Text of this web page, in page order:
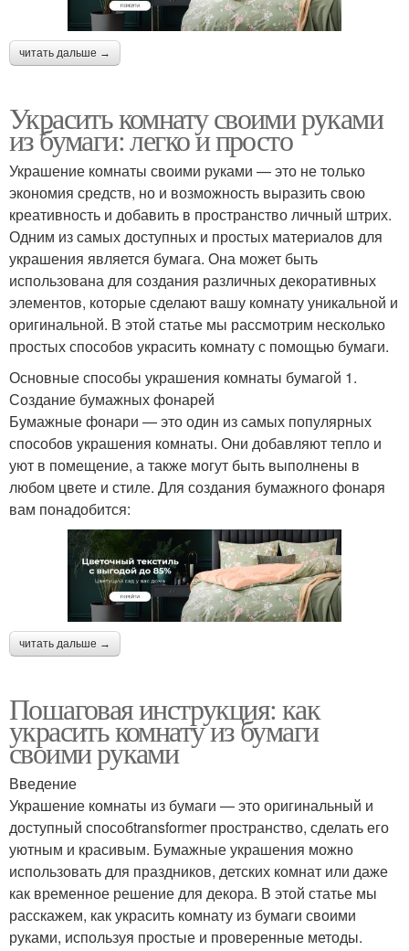
читать дальше →
Украсить комнату своими руками
из бумаги: легко и просто
Украшение комнаты своими руками — это не только
экономия средств, но и возможность выразить свою
креативность и добавить в пространство личный штрих.
Одним из самых доступных и простых материалов для
украшения является бумага. Она может быть
использована для создания различных декоративных
элементов, которые сделают вашу комнату уникальной и
оригинальной. В этой статье мы рассмотрим несколько
простых способов украсить комнату с помощью бумаги.
Основные способы украшения комнаты бумагой 1.
Создание бумажных фонарей
Бумажные фонари — это один из самых популярных
способов украшения комнаты. Они добавляют тепло и
уют в помещение, а также могут быть выполнены в
любом цвете и стиле. Для создания бумажного фонаря
вам понадобится:
читать дальше →
Пошаговая инструкция: как
украсить комнату из бумаги
своими руками
Введение
Украшение комнаты из бумаги — это оригинальный и
доступный способtransformer пространство, сделать его
уютным и красивым. Бумажные украшения можно
использовать для праздников, детских комнат или даже
как временное решение для декора. В этой статье мы
расскажем, как украсить комнату из бумаги своими
руками, используя простые и проверенные методы.